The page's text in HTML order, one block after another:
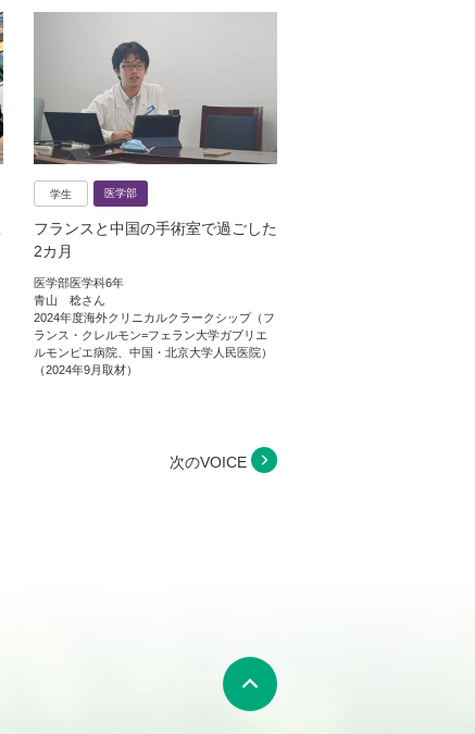
学生 医学部
フランスと中国の手術室で過ごした
2カ月
医学部医学科6年
青山 稔さん
2024年度海外クリニカルクラークシップ（フ
ランス・クレルモン=フェラン大学ガブリエ
ルモンピエ病院、中国・北京大学人民医院）
（2024年9月取材）
次のVOICE